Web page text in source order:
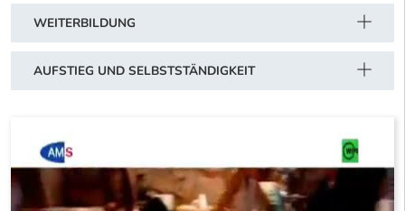
WEITERBILDUNG
AUFSTIEG UND SELBSTSTÄNDIGKEIT